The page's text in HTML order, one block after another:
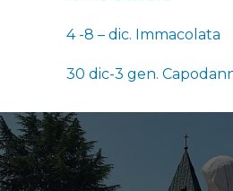
4 -8 – dic. Immacolata
30 dic-3 gen.
Nessuna galleria disponibile.